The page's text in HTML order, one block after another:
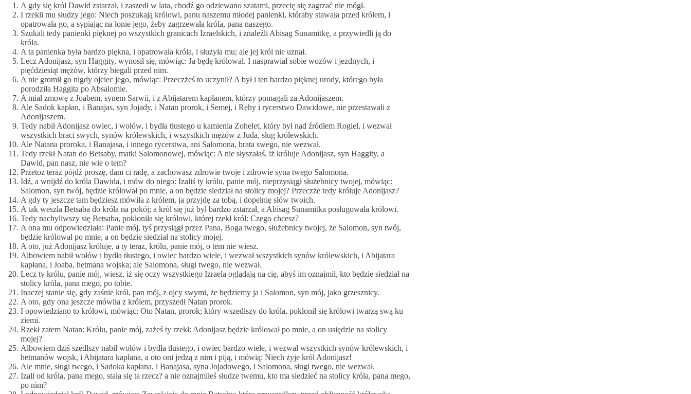
A gdy się król Dawid zstarzał, i zaszedł w lata, chodź go odziewano szatami, przecię się zagrzać nie mógł.
I rzekli mu słudzy jego: Niech poszukają królowi, panu naszemu młodej panienki, któraby stawała przed królem, i
opatrowała go, a sypiając na łonie jego, żeby zagrzewała króla, pana naszego.
Szukali tedy panienki pięknej po wszystkich granicach Izraelskich, i znaleźli Abisag Sunamitkę, a przywiedli ją do
króla.
A ta panienka była bardzo piękna, i opatrowała króla, i służyła mu; ale jej król nie uznał.
Lecz Adonijasz, syn Haggity, wynosił się, mówiąc: Ja będę królował. I nasprawiał sobie wozów i jezdnych, i
pięćdziesiąt mężów, którzy biegali przed nim.
A nie gromił go nigdy ojciec jego, mówiąc: Przeczżeś to uczynił? A był i ten bardzo pięknej urody, którego była
porodziła Haggita po Absalomie.
A miał zmowę z Joabem, synem Sarwii, i z Abijatarem kapłanem, którzy pomagali za Adonijaszem.
Ale Sadok kapłan, i Banajas, syn Jojady, i Natan prorok, i Semej, i Rehy i rycerstwo Dawidowe, nie przestawali z
Adonijaszem.
Tedy nabił Adonijasz owiec, i wołów, i bydła tłustego u kamienia Zohelet, który był nad źródłem Rogiel, i wezwał
wszystkich braci swych, synów królewskich, i wszystkich mężów z Juda, sług królewskich.
Ale Natana proroka, i Banajasa, i innego rycerstwa, ani Salomona, brata swego, nie wezwał.
Tedy rzekł Natan do Betsaby, matki Salomonowej, mówiąc: A nie słyszałaś, iż króluje Adonijasz, syn Haggity, a
Dawid, pan nasz, nie wie o tem?
Przetoż teraz pójdź proszę, dam ci radę, a zachowasz zdrowie twoje i zdrowie syna twego Salomona.
Idź, a wnijdź do króla Dawida, i mów do niego: Izaliś ty królu, panie mój, nieprzysiągł służebnicy twojej, mówiąc:
Salomon, syn twój, będzie królował po mnie, a on będzie siedział na stolicy mojej? Przeczże tedy króluje Adonijasz?
A gdy ty jeszcze tam będziesz mówiła z królem, ja przyjdę za tobą, i dopełnię słów twoich.
A tak weszła Betsaba do króla na pokój; a król się już był bardzo zstarzał, a Abisag Sunamitka posługowała królowi.
Tedy nachyliwszy się Betsaba, pokłoniła się królowi, której rzekł król: Czego chcesz?
A ona mu odpowiedziała: Panie mój, tyś przysiągł przez Pana, Boga twego, służebnicy twojej, że Salomon, syn twój,
będzie królował po mnie, a on będzie siedział na stolicy mojej.
A oto, już Adonijasz króluje, a ty teraz, królu, panie mój, o tem nie wiesz.
Albowiem nabił wołów i bydła tłustego, i owiec bardzo wiele, i wezwał wszystkich synów królewskich, i Abijatara
kapłana, i Joaba, hetmana wojska; ale Salomona, sługi twego, nie wezwał.
Lecz ty królu, panie mój, wiesz, iż się oczy wszystkiego Izraela oglądają na cię, abyś im oznajmił, kto będzie siedział na
stolicy króla, pana mego, po tobie.
Inaczej stanie się, gdy zaśnie król, pan mój, z ojcy swymi, że będziemy ja i Salomon, syn mój, jako grzesznicy.
A oto, gdy ona jeszcze mówiła z królem, przyszedł Natan prorok.
I opowiedziano to królowi, mówiąc: Oto Natan, prorok; który wszedłszy do króla, pokłonił się królowi twarzą swą ku
ziemi.
Rzekł zatem Natan: Królu, panie mój, zażeś ty rzekł: Adonijasz będzie królował po mnie, a on usiędzie na stolicy
mojej?
Albowiem dziś szedłszy nabił wołów i bydła tłustego, i owiec bardzo wiele, i wezwał wszystkich synów królewskich, i
hetmanów wojsk, i Abijatara kapłana, a oto oni jedzą z nim i piją, i mówią: Niech żyje król Adonijasz!
Ale mnie, sługi twego, i Sadoka kapłana, i Banajasa, syna Jojadowego, i Salomona, sługi twego, nie wezwał.
Izali od króla, pana mego, stała się ta rzecz? a nie oznajmiłeś słudze twemu, kto ma siedzieć na stolicy króla, pana mego,
po nim?